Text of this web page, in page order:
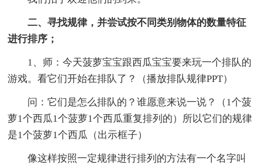
二、寻找规律，并尝试按不同类别物体的数量特征
进行排序；
1、师：今天菠萝宝宝跟西瓜宝宝要来玩一个排队的
游戏。看它们开始在排队了？（播放排队规律PPT）
问：它们是怎么排队的？谁愿意来说一说？（1个菠
萝1个西瓜1个菠萝1个西瓜重复排列的）所以它们的规律
是1个菠萝1个西瓜（出示框子）
像这样按照一定规律进行排列的方法有一个名字叫